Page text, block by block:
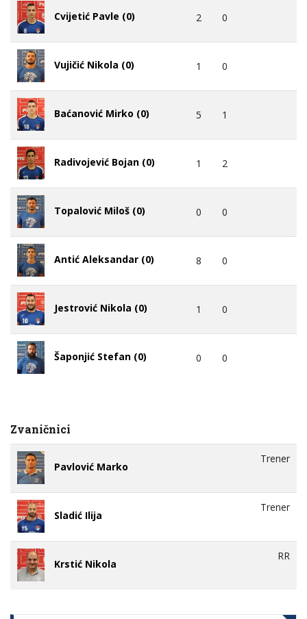
Cvijetić Pavle (0) 2 0
Vujičić Nikola (0) 1 0
Baćanović Mirko (0) 5 1
Radivojević Bojan (0) 1 2
Topalović Miloš (0) 0 0
Antić Aleksandar (0) 8 0
Jestrović Nikola (0) 1 0
Šaponjić Stefan (0) 0 0
Zvaničnici
Pavlović Marko
Trener
Sladić Ilija
Trener
Krstić Nikola
RR